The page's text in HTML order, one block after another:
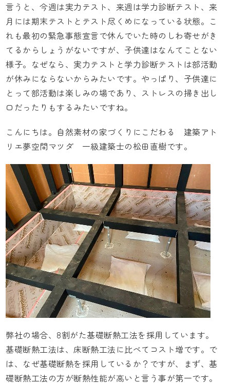
言うと、今週は実力テスト、来週は学力診断テスト、来
月には期末テストとテスト尽くめになっている状態。こ
れも最初の緊急事態宣言で休んでいた時のしわ寄せがき
てるからしょうがないですが、子供達はなんてことない
様子。なぜなら、実力テストと学力診断テストは部活動
が休みにならないからみたいです。やっぱり、子供達に
とって部活動は楽しみの場であり、ストレスの掃き出し
口だったりもするみたいですね。
こんにちは。自然素材の家づくりにこだわる 建築アト
リエ夢空間マツダ 一級建築士の松田直樹です。
弊社の場合、8割がた基礎断熱工法を採用しています。
基礎断熱工法は、床断熱工法に比べてコスト増です。で
は、なぜ基礎断熱を採用しているか？ですが、まず、基
礎断熱工法の方が断熱性能が高いと言う事が第一です。